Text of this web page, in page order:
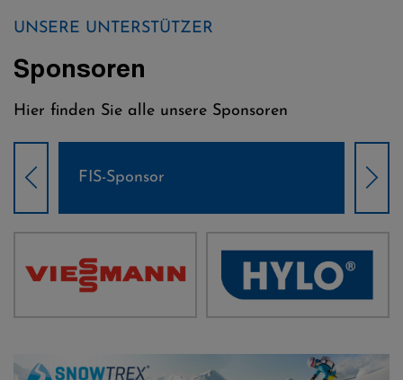
UNSERE UNTERSTÜTZER
Sponsoren
Hier finden Sie alle unsere Sponsoren
Weltcup-Sponsoren Damen